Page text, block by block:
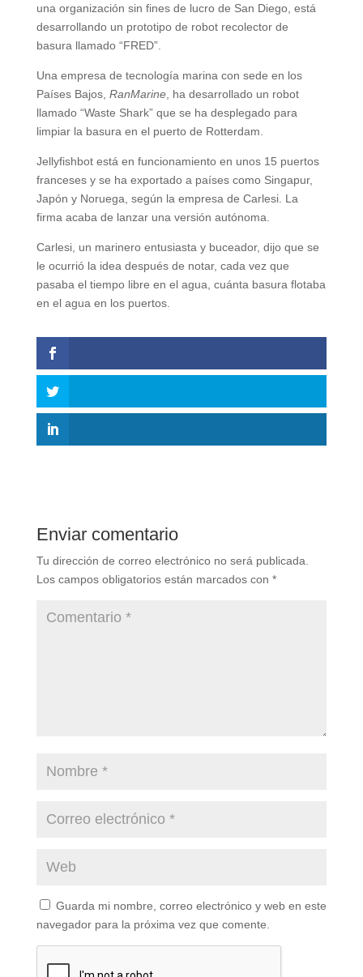
una organización sin fines de lucro de San Diego, está
desarrollando un prototipo de robot recolector de
basura llamado “FRED”.
Una empresa de tecnología marina con sede en los
Países Bajos, RanMarine, ha desarrollado un robot
llamado “Waste Shark” que se ha desplegado para
limpiar la basura en el puerto de Rotterdam.
Jellyfishbot está en funcionamiento en unos 15 puertos
franceses y se ha exportado a países como Singapur,
Japón y Noruega, según la empresa de Carlesi. La
firma acaba de lanzar una versión autónoma.
Carlesi, un marinero entusiasta y buceador, dijo que se
le ocurrió la idea después de notar, cada vez que
pasaba el tiempo libre en el agua, cuánta basura flotaba
en el agua en los puertos.
Enviar comentario
Tu dirección de correo electrónico no será publicada.
Los campos obligatorios están marcados con *
Guarda mi nombre, correo electrónico y web en este
navegador para la próxima vez que comente.